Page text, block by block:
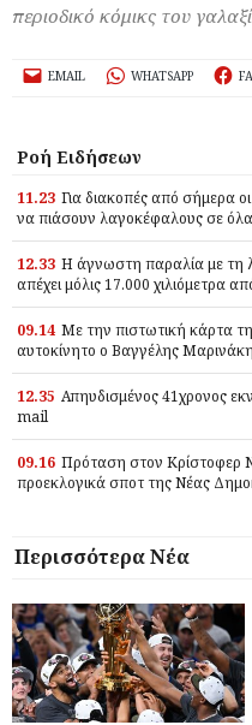
περιοδικό κόμικς του
EMAIL WHATSAPP
Ροή Ειδήσεων
11.23 Για διακοπές από σήμερα
να πιάσουν λαγοκέφαλους σε
12.33 Η άγνωστη παραλία με τη
απέχει μόλις 17.000 χιλιόμετρα
09.14 Με την πιστωτική κάρτα
αυτοκίνητο ο Βαγγέλης
12.35 Απηυδισμένος 41χρονος
mail
09.16 Πρόταση στον Κρίστοφερ
προεκλογικά σποτ της Νέας
Περισσότερα Νέα